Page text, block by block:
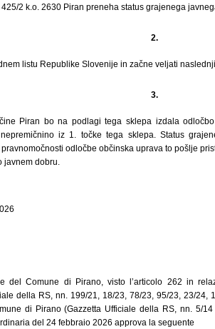
2 k.o. 2630 Piran preneha status grajenega
2.
listu Republike Slovenije in začne veljati
3.
Piran bo na podlagi tega sklepa izdala
iz 1. točke tega sklepa. Status
odločbe občinska uprava to pošlje
javnem dobru.
del Comune di Pirano, visto l’articolo 262 in
della RS, nn. 199/21, 18/23, 78/23, 95/23, 23/24,
di Pirano (Gazzetta Ufficiale della RS, nn. 5/
del 24 febbraio 2026 approva la seguente